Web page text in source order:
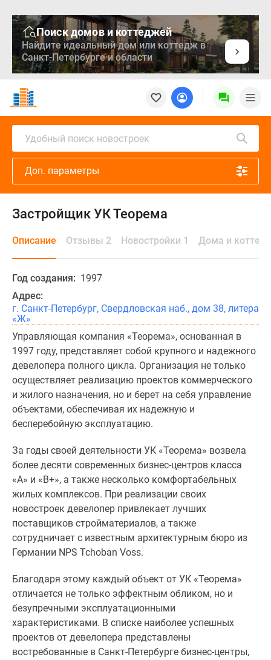
Поиск домов и коттеджей
Найдите идеальный дом или коттедж в
Санкт-Петербурге и области
Новостройки
Квартиры
Ипотека
Медиа
проекте
Контакты
Реклама
сайте
Дзен
Продавцы
застройщики
Коммерческие
помещения
Квартиры
карте
Эксперты
авторы
Машино-
Специальные
предложения
Апартаменты
Новостройки
карте
комнатные
более
Готовые
новостройки
комнатные
Военная
Удобный поиск новостроек
Доп. параметры
Застройщик УК Теорема
Описание Отзывы 2 Новостройки 1 Дома и
Год создания: 1997
Адрес:
г. Санкт-Петербург, Свердловская наб., дом 38, литера
«Ж»
Управляющая компания «Теорема», основанная в
1997 году, представляет собой крупного и надежного
девелопера полного цикла. Организация не только
осуществляет реализацию проектов коммерческого
и жилого назначения, но и берет на себя управление
объектами, обеспечивая их надежную и
бесперебойную эксплуатацию.
За годы своей деятельности УК «Теорема» возвела
более десяти современных бизнес-центров класса
«А» и «B+», а также несколько комфортабельных
жилых комплексов. При реализации своих
новостроек девелопер привлекает лучших
поставщиков стройматериалов, а также
сотрудничает с известным архитектурным бюро из
Германии NPS Tchoban Voss.
Благодаря этому каждый объект от УК «Теорема»
отличается не только эффектным обликом, но и
безупречными эксплуатационными
характеристиками. В списке наиболее успешных
проектов от девелопера представлены
востребованные в Санкт-Петербурге бизнес-центры,